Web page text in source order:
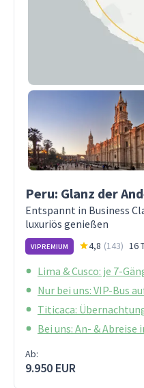
Peru: Glanz der
Entspannt in Business
luxuriös genießen
VIPREMIUM 4,8 (143) 16
Lima & Cusco: je 7-
Nur bei uns: VIP-Bus
Titicaca:
Bei uns: An- & Abreise
Ab:
9.950 EUR